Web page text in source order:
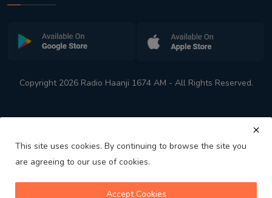
Copyright 2026 Radio Haanji 1674 AM - All Rights Reserved.
This site uses cookies. By continuing to browse the site you
are agreeing to our use of cookies.
Accept Cookies
Australia's No. 1 Indian Radio Station